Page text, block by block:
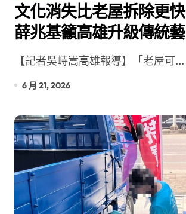
文化消失比老屋拆除更快
薛兆基籲高雄升級傳統藝
陣保存計畫
【記者吳峙嵩高雄報導】「老屋可...
6 月 21, 2026